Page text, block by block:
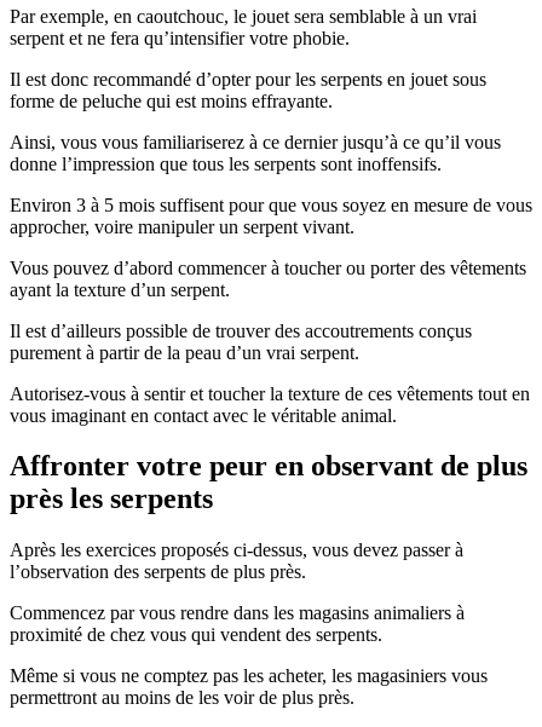
Par exemple, en caoutchouc, le jouet sera semblable à un vrai
serpent et ne fera qu’intensifier votre phobie.
Il est donc recommandé d’opter pour les serpents en jouet sous
forme de peluche qui est moins effrayante.
Ainsi, vous vous familiariserez à ce dernier jusqu’à ce qu’il vous
donne l’impression que tous les serpents sont inoffensifs.
Environ 3 à 5 mois suffisent pour que vous soyez en mesure de vous
approcher, voire manipuler un serpent vivant.
Vous pouvez d’abord commencer à toucher ou porter des vêtements
ayant la texture d’un serpent.
Il est d’ailleurs possible de trouver des accoutrements conçus
purement à partir de la peau d’un vrai serpent.
Autorisez-vous à sentir et toucher la texture de ces vêtements tout en
vous imaginant en contact avec le véritable animal.
Affronter votre peur en observant de plus
près les serpents
Après les exercices proposés ci-dessus, vous devez passer à
l’observation des serpents de plus près.
Commencez par vous rendre dans les magasins animaliers à
proximité de chez vous qui vendent des serpents.
Même si vous ne comptez pas les acheter, les magasiniers vous
permettront au moins de les voir de plus près.